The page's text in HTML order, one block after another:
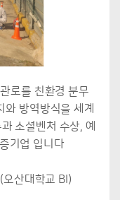
로를 친환경 분무
방역방식을 세계
소셜벤처 수상, 예
기업 입니다
산대학교 BI)